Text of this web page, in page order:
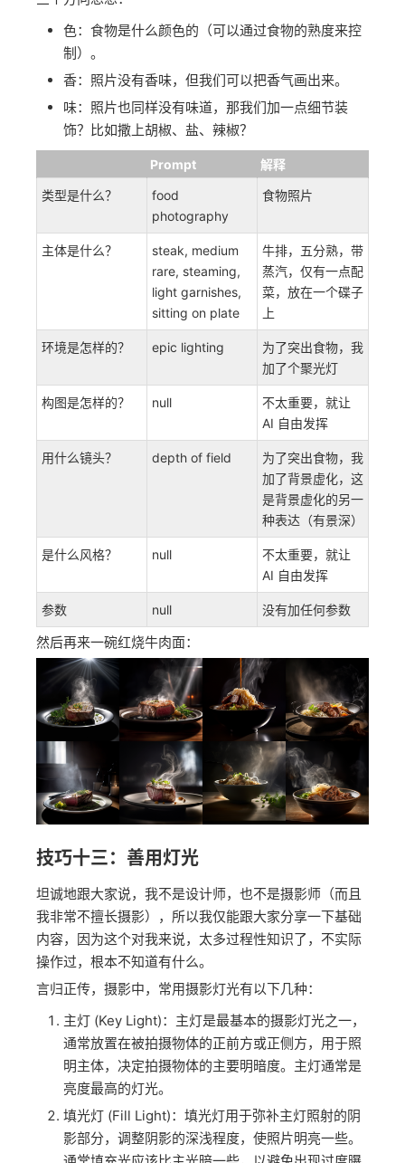
食物
另一个我比较喜欢的实物是食物，食物讲究的是「色香
味俱全」，所以在描述食物类的 prompt 时，可以往这
三个方向想想：
色：食物是什么颜色的（可以通过食物的熟度来控
制）。
香：照片没有香味，但我们可以把香气画出来。
味：照片也同样没有味道，那我们加一点细节装
饰？比如撒上胡椒、盐、辣椒？
Prompt
解释
类型是什么？
food
photography
食物照片
主体是什么？
steak, medium
sitting on plate
牛排，五分熟，带
蒸汽，仅有一点配
上
为了突出食物，我
加了个聚光灯
构图是怎样的？ null
不太重要，就让
AI 自由发挥
用什么镜头？ depth of field
为了突出食物，我
种表达（有景深）
是什么风格？ null
不太重要，就让
AI 自由发挥
参数 null 没有加任何参数
然后再来一碗红烧牛肉面：
技巧十三：善用灯光
坦诚地跟大家说，我不是设计师，也不是摄影师（而且
我非常不擅长摄影），所以我仅能跟大家分享一下基础
内容，因为这个对我来说，太多过程性知识了，不实际
操作过，根本不知道有什么。
言归正传，摄影中，常用摄影灯光有以下几种：